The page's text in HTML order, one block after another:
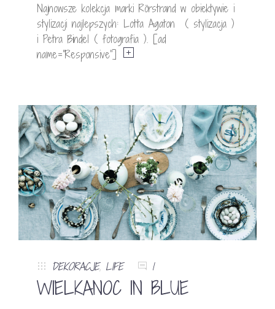
Najnowsze kolekcja marki Rörstrand w obiektywie i
stylizacji najlepszych: Lotta Agaton ( stylizacja )
i Petra Bindel ( fotografia ). [ad
name=”Responsive”]
DEKORACJE, LIFE 1
WIELKANOC IN BLUE